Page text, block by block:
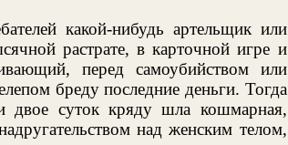
какой-нибудь артельщик или
растрате, в карточной игре и
перед самоубийством или
бреду последние деньги. Тогда
двое суток кряду шла кошмарная,
над женским телом,